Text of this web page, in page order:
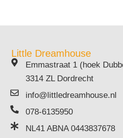
Little Dreamhouse
Emmastraat 1 (hoek
3314 ZL Dordrecht
info@littledreamhouse.nl
078-6135950
NL41 ABNA 0443837678